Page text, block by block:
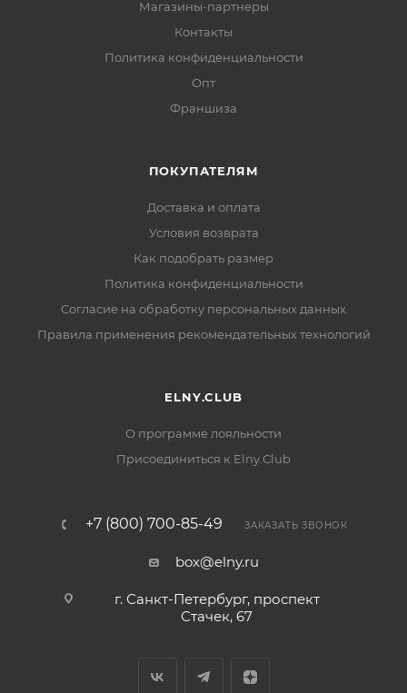
Магазины-партнеры
Контакты
Политика конфиденциальности
Опт
Франшиза
ПОКУПАТЕЛЯМ
Доставка и оплата
Условия возврата
Как подобрать размер
Политика конфиденциальности
Согласие на обработку персональных данных
Правила применения рекомендательных технологий
ELNY.CLUB
О программе лояльности
Присоединиться к Elny.Club
+7 (800) 700-85-49 ЗАКАЗАТЬ ЗВОНОК
box@elny.ru
г. Санкт-Петербург, проспект
Стачек, 67